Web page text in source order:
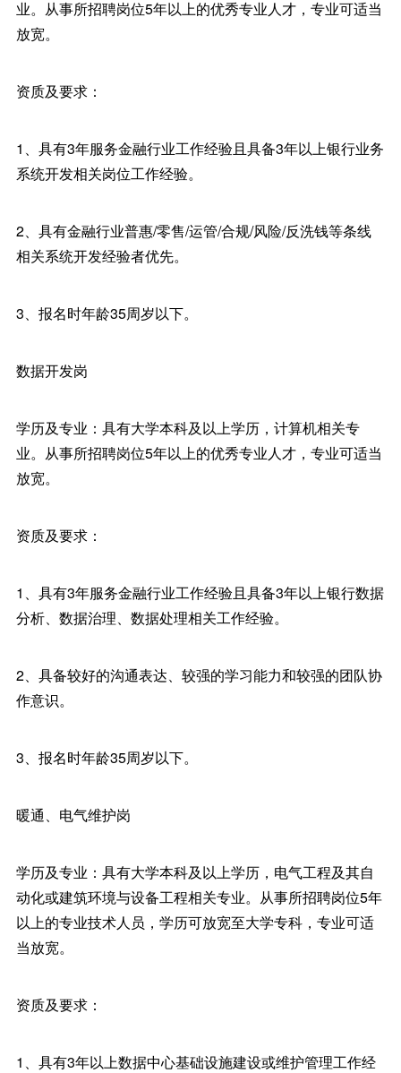
业。从事所招聘岗位5年以上的优秀专业人才，专业可适当
放宽。
资质及要求：
1、具有3年服务金融行业工作经验且具备3年以上银行业务
系统开发相关岗位工作经验。
2、具有金融行业普惠/零售/运管/合规/风险/反洗钱等条线
相关系统开发经验者优先。
3、报名时年龄35周岁以下。
数据开发岗
学历及专业：具有大学本科及以上学历，计算机相关专
业。从事所招聘岗位5年以上的优秀专业人才，专业可适当
放宽。
资质及要求：
1、具有3年服务金融行业工作经验且具备3年以上银行数据
分析、数据治理、数据处理相关工作经验。
2、具备较好的沟通表达、较强的学习能力和较强的团队协
作意识。
3、报名时年龄35周岁以下。
暖通、电气维护岗
学历及专业：具有大学本科及以上学历，电气工程及其自
动化或建筑环境与设备工程相关专业。从事所招聘岗位5年
以上的专业技术人员，学历可放宽至大学专科，专业可适
当放宽。
资质及要求：
1、具有3年以上数据中心基础设施建设或维护管理工作经